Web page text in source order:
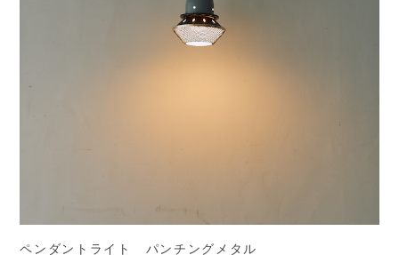
ペンダントライト パンチングメタル